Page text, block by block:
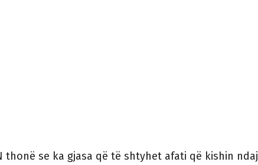
thonë se ka gjasa që të shtyhet afati që kishin ndaj